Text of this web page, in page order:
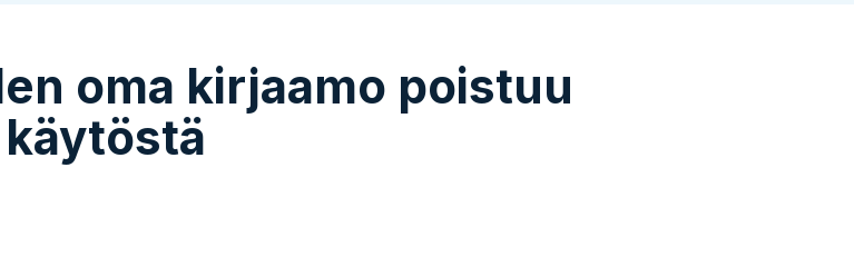
oma kirjaamo poistuu
käytöstä